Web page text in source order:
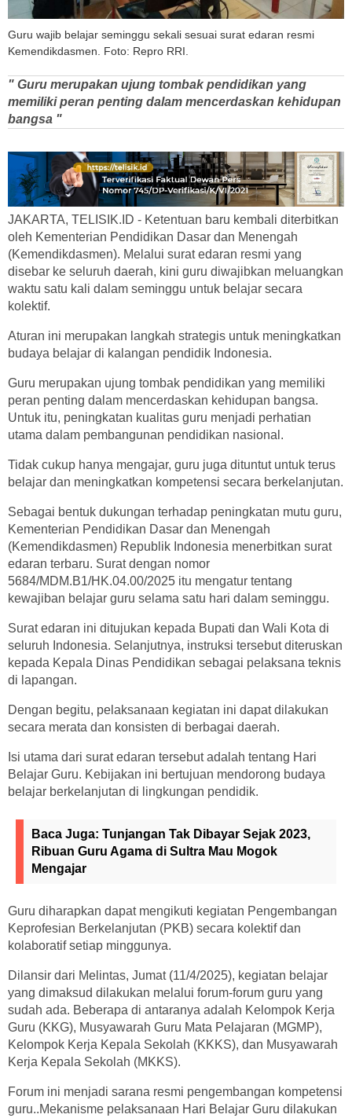
Guru wajib belajar seminggu sekali sesuai surat edaran resmi
Kemendikdasmen. Foto: Repro RRI.
" Guru merupakan ujung tombak pendidikan yang
memiliki peran penting dalam mencerdaskan kehidupan
bangsa "
JAKARTA, TELISIK.ID - Ketentuan baru kembali diterbitkan
oleh Kementerian Pendidikan Dasar dan Menengah
(Kemendikdasmen). Melalui surat edaran resmi yang
disebar ke seluruh daerah, kini guru diwajibkan meluangkan
waktu satu kali dalam seminggu untuk belajar secara
kolektif.
Aturan ini merupakan langkah strategis untuk meningkatkan
budaya belajar di kalangan pendidik Indonesia.
Guru merupakan ujung tombak pendidikan yang memiliki
peran penting dalam mencerdaskan kehidupan bangsa.
Untuk itu, peningkatan kualitas guru menjadi perhatian
utama dalam pembangunan pendidikan nasional.
Tidak cukup hanya mengajar, guru juga dituntut untuk terus
belajar dan meningkatkan kompetensi secara berkelanjutan.
Sebagai bentuk dukungan terhadap peningkatan mutu guru,
Kementerian Pendidikan Dasar dan Menengah
(Kemendikdasmen) Republik Indonesia menerbitkan surat
edaran terbaru. Surat dengan nomor
5684/MDM.B1/HK.04.00/2025 itu mengatur tentang
kewajiban belajar guru selama satu hari dalam seminggu.
Surat edaran ini ditujukan kepada Bupati dan Wali Kota di
seluruh Indonesia. Selanjutnya, instruksi tersebut diteruskan
kepada Kepala Dinas Pendidikan sebagai pelaksana teknis
di lapangan.
Dengan begitu, pelaksanaan kegiatan ini dapat dilakukan
secara merata dan konsisten di berbagai daerah.
Isi utama dari surat edaran tersebut adalah tentang Hari
Belajar Guru. Kebijakan ini bertujuan mendorong budaya
belajar berkelanjutan di lingkungan pendidik.
Baca Juga: Tunjangan Tak Dibayar Sejak 2023,
Ribuan Guru Agama di Sultra Mau Mogok
Mengajar
Guru diharapkan dapat mengikuti kegiatan Pengembangan
Keprofesian Berkelanjutan (PKB) secara kolektif dan
kolaboratif setiap minggunya.
Dilansir dari Melintas, Jumat (11/4/2025), kegiatan belajar
yang dimaksud dilakukan melalui forum-forum guru yang
sudah ada. Beberapa di antaranya adalah Kelompok Kerja
Guru (KKG), Musyawarah Guru Mata Pelajaran (MGMP),
Kelompok Kerja Kepala Sekolah (KKKS), dan Musyawarah
Kerja Kepala Sekolah (MKKS).
Forum ini menjadi sarana resmi pengembangan kompetensi
guru..Mekanisme pelaksanaan Hari Belajar Guru dilakukan